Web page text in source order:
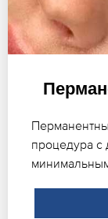
процедура с